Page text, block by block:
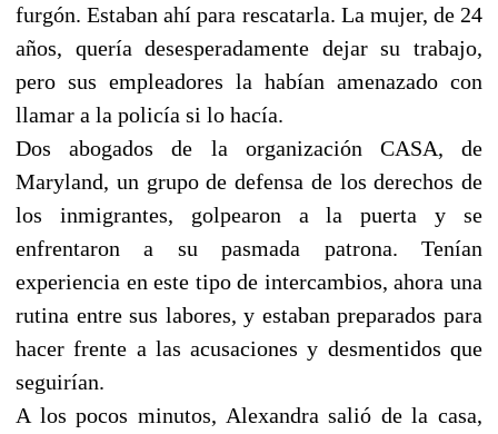
furgón. Estaban ahí para rescatarla. La mujer, de 24
años, quería desesperadamente dejar su trabajo,
pero sus empleadores la habían amenazado con
llamar a la policía si lo hacía.
Dos abogados de la organización CASA, de
Maryland, un grupo de defensa de los derechos de
los inmigrantes, golpearon a la puerta y se
enfrentaron a su pasmada patrona. Tenían
experiencia en este tipo de intercambios, ahora una
rutina entre sus labores, y estaban preparados para
hacer frente a las acusaciones y desmentidos que
seguirían.
A los pocos minutos, Alexandra salió de la casa,